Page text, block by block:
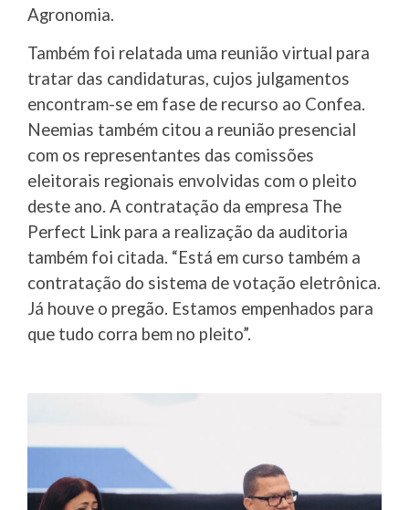
Agronomia.
Também foi relatada uma reunião virtual para
tratar das candidaturas, cujos julgamentos
encontram-se em fase de recurso ao Confea.
Neemias também citou a reunião presencial
com os representantes das comissões
eleitorais regionais envolvidas com o pleito
deste ano. A contratação da empresa The
Perfect Link para a realização da auditoria
também foi citada. “Está em curso também a
contratação do sistema de votação eletrônica.
Já houve o pregão. Estamos empenhados para
que tudo corra bem no pleito”.